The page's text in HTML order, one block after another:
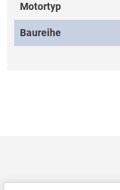
Motortyp
Baureihe